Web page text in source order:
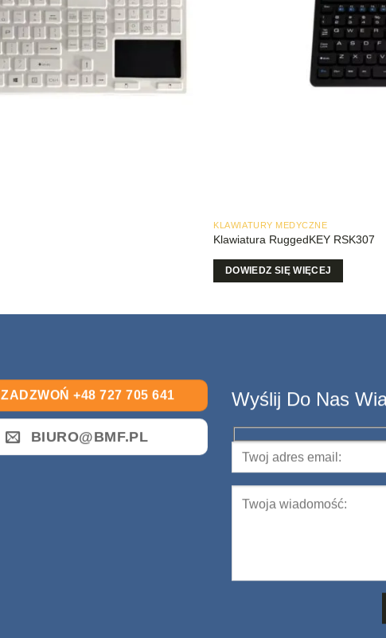
KLAWIATURY MEDYCZNE
Klawiatura RuggedKEY RSK307
DOWIEDZ SIĘ WIĘCEJ
ZADZWOŃ +48 727 705 641
BIURO@BMF.PL
Wyślij Do Nas